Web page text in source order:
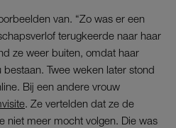
van. “Zo was er een
terugkeerde naar haar
ze weer buiten, omdat haar
Twee weken later stond
Bij een andere vrouw
. Ze vertelden dat ze de
niet meer mocht volgen. Die was